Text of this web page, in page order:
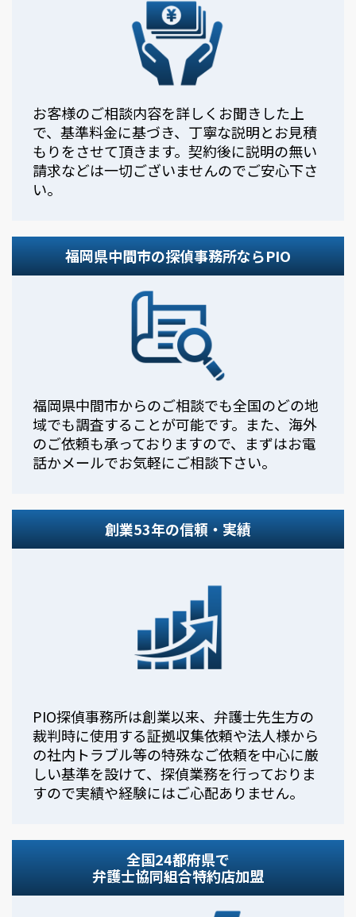
お客様のご相談内容を詳しくお聞きした上
で、基準料金に基づき、丁寧な説明とお見積
もりをさせて頂きます。契約後に説明の無い
請求などは一切ございませんのでご安心下さ
い。
福岡県中間市の探偵事務所ならPIO
福岡県中間市からのご相談でも全国のどの地
域でも調査することが可能です。また、海外
のご依頼も承っておりますので、まずはお電
話かメールでお気軽にご相談下さい。
創業53年の信頼・実績
PIO探偵事務所は創業以来、弁護士先生方の
裁判時に使用する証拠収集依頼や法人様から
の社内トラブル等の特殊なご依頼を中心に厳
しい基準を設けて、探偵業務を行っておりま
すので実績や経験にはご心配ありません。
全国24都府県で
弁護士協同組合特約店加盟